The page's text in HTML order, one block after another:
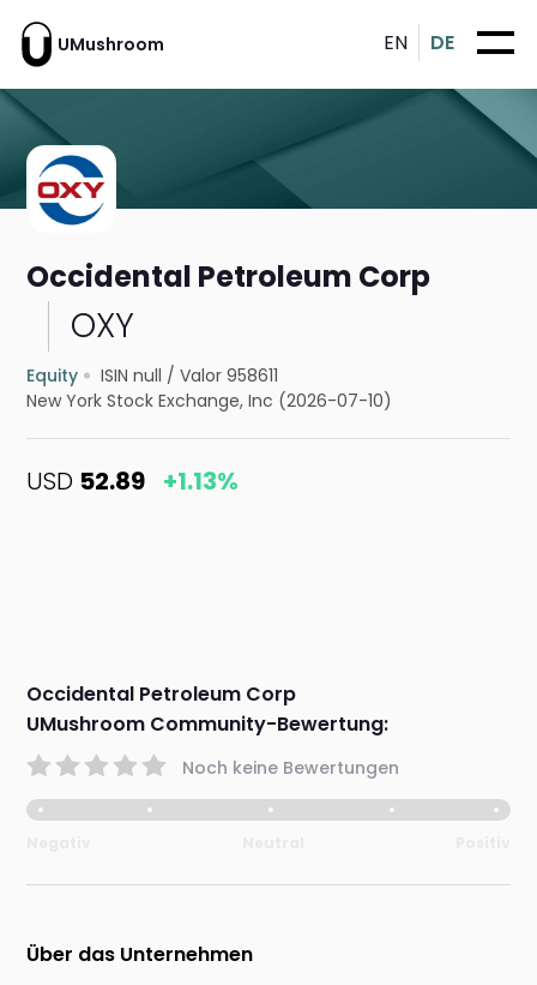
UMushroom EN DE
Occidental Petroleum Corp
OXY
Equity ISIN null /Valor 958611
New York Stock Exchange, Inc (2026-07-10)
USD 52.89 +1.13%
Occidental Petroleum Corp
UMushroom Community-Bewertung:
Noch keine Bewertungen
Über das Unternehmen